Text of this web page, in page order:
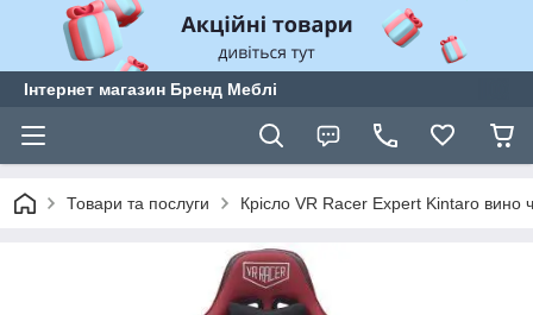
Інтернет магазин Бренд Меблі
Товари та послуги Крісло VR Racer Expert Kintaro вино